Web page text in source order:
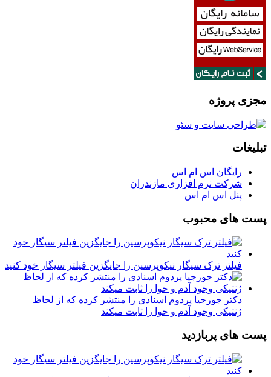
مجزی پروژه
تبلیغات
رایگان اس ام اس
شرکت نرم افزاری مازندران
پنل اس ام اس
پست های محبوب
فیلتر ترک سیگار نیکوپرسین را جایگزین فیلتر سیگار خود کنید
دکتر جورجیا پردوم اسنادی را منتشر کرده که از لحاظ
ژنتیکی وجود آدم و حوا را ثابت میکند
پست های پربازدید